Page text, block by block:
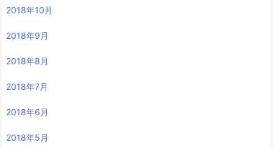
2018年10月
2018年9月
2018年8月
2018年7月
2018年6月
2018年5月